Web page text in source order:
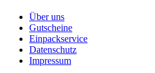
Über uns
Gutscheine
Einpackservice
Datenschutz
Impressum